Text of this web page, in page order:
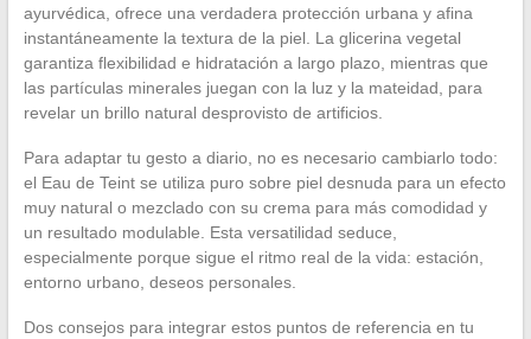
ayurvédica, ofrece una verdadera protección urbana y afina
instantáneamente la textura de la piel. La glicerina vegetal
garantiza flexibilidad e hidratación a largo plazo, mientras que
las partículas minerales juegan con la luz y la mateidad, para
revelar un brillo natural desprovisto de artificios.
Para adaptar tu gesto a diario, no es necesario cambiarlo todo:
el Eau de Teint se utiliza puro sobre piel desnuda para un efecto
muy natural o mezclado con su crema para más comodidad y
un resultado modulable. Esta versatilidad seduce,
especialmente porque sigue el ritmo real de la vida: estación,
entorno urbano, deseos personales.
Dos consejos para integrar estos puntos de referencia en tu